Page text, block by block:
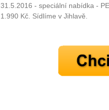
31.5.2016 - speciální nabídka -
1.990 Kč. Sídlíme v Jihlavě.